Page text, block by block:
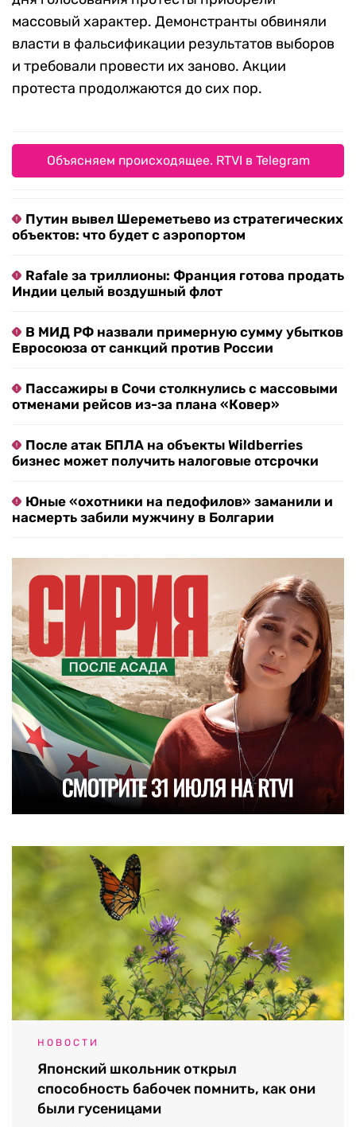
массовый характер. Демонстранты обвиняли
власти в фальсификации результатов выборов
и требовали провести их заново. Акции
протеста продолжаются до сих пор.
Объясняем происходящее. RTVI в Telegram
Путин вывел Шереметьево из стратегических
объектов: что будет с аэропортом
Rafale за триллионы: Франция готова продать
Индии целый воздушный флот
В МИД РФ назвали примерную сумму убытков
Евросоюза от санкций против России
Пассажиры в Сочи столкнулись с массовыми
отменами рейсов из-за плана «Ковер»
После атак БПЛА на объекты Wildberries
бизнес может получить налоговые отсрочки
Юные «охотники на педофилов» заманили и
насмерть забили мужчину в Болгарии
НОВОСТИ
Японский школьник открыл
способность бабочек помнить, как они
были гусеницами